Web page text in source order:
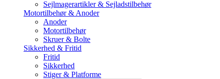
Sejlmagerartikler & Sejladstilbehør
Motortilbehør & Anoder
Anoder
Motortilbehør
Skruer & Bolte
Sikkerhed & Fritid
Fritid
Sikkerhed
Stiger & Platforme